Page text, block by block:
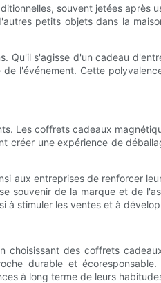
souvent jetées après
petits objets dans la
Qu'il s'agisse d'un cadeau
l'événement. Cette
Les coffrets cadeaux
créer une expérience de
aux entreprises de renforcer
souvenir de la marque et de
à stimuler les ventes et à
choisissant des coffrets
durable et
à long terme de leurs